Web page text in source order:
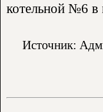
котельной №6 в
Источник: